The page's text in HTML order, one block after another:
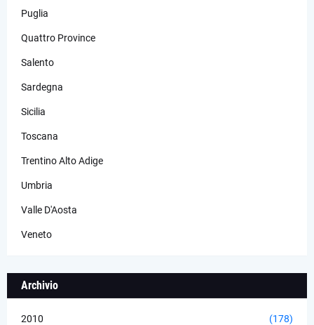
Puglia
Quattro Province
Salento
Sardegna
Sicilia
Toscana
Trentino Alto Adige
Umbria
Valle D'Aosta
Veneto
Archivio
2010 (178)